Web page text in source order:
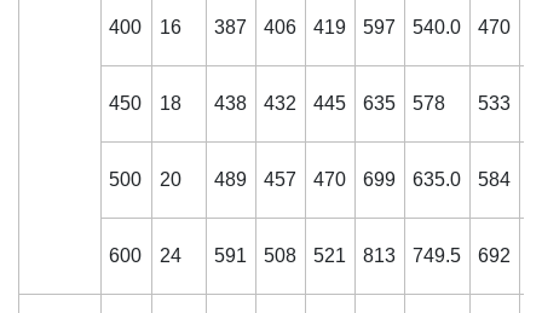
400 16 387 406 419 597 540.0 470
450 18 438 432 445 635 578 533
500 20 489 457 470 699 635.0 584
600 24 591 508 521 813 749.5 692